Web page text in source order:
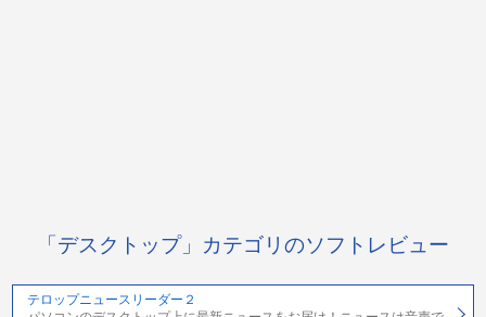
「デスクトップ」カテゴリのソフトレビュー
テロップニュースリーダー２